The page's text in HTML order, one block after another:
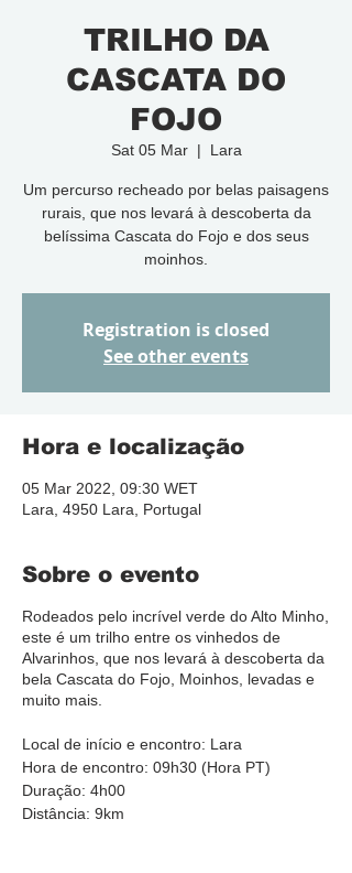
TRILHO DA
CASCATA DO
FOJO
Sat 05 Mar
  |
Lara
Um percurso recheado por belas paisagens
rurais, que nos levará à descoberta da
belíssima Cascata do Fojo e dos seus
moinhos.
Registration is closed
See other events
Hora e localização
05 Mar 2022, 09:30 WET
Lara, 4950 Lara, Portugal
Sobre o evento
Rodeados pelo incrível verde do Alto Minho,
este é um trilho entre os vinhedos de
Alvarinhos, que nos levará à descoberta da
bela Cascata do Fojo, Moinhos, levadas e
muito mais.
Local de início e encontro: Lara
Hora de encontro: 09h30 (Hora PT)
Duração: 4h00
Distância: 9km